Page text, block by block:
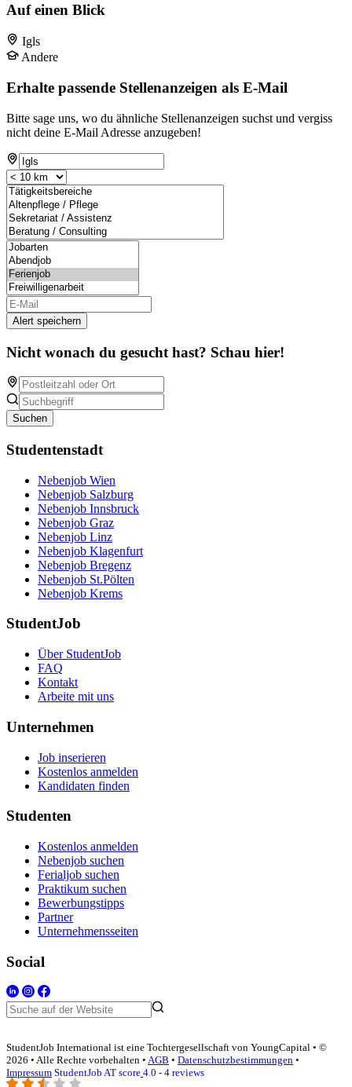
Auf einen Blick
Igls
Andere
Erhalte passende Stellenanzeigen als E-Mail
Bitte sage uns, wo du ähnliche Stellenanzeigen suchst und vergiss
nicht deine E-Mail Adresse anzugeben!
Alert speichern
Nicht wonach du gesucht hast? Schau hier!
Suchen
Studentenstadt
Nebenjob Wien
Nebenjob Salzburg
Nebenjob Innsbruck
Nebenjob Graz
Nebenjob Linz
Nebenjob Klagenfurt
Nebenjob Bregenz
Nebenjob St.Pölten
Nebenjob Krems
StudentJob
Über StudentJob
FAQ
Kontakt
Arbeite mit uns
Unternehmen
Job inserieren
Kostenlos anmelden
Kandidaten finden
Studenten
Kostenlos anmelden
Nebenjob suchen
Ferialjob suchen
Praktikum suchen
Bewerbungstipps
Partner
Unternehmensseiten
Social
StudentJob International ist eine Tochtergesellschaft von YoungCapital • ©
2026 • Alle Rechte vorbehalten • AGB • Datenschutzbestimmungen •
Impressum StudentJob AT score 4.0 - 4 reviews